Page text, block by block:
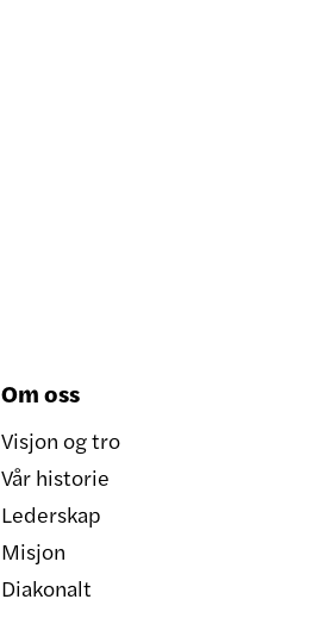
Om oss
Visjon og tro
Vår historie
Lederskap
Misjon
Diakonalt